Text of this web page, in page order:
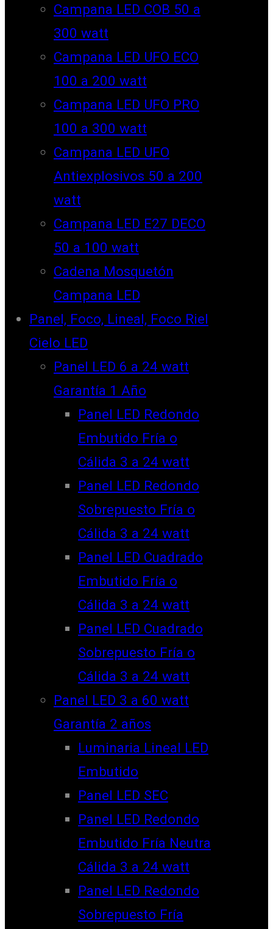
Campana LED COB 50 a
300 watt
Campana LED UFO ECO
100 a 200 watt
Campana LED UFO PRO
100 a 300 watt
Campana LED UFO
Antiexplosivos 50 a 200
watt
Campana LED E27 DECO
50 a 100 watt
Cadena Mosquetón
Campana LED
Panel, Foco, Lineal, Foco Riel
Cielo LED
Panel LED 6 a 24 watt
Garantía 1 Año
Panel LED Redondo
Embutido Fría o
Cálida 3 a 24 watt
Panel LED Redondo
Sobrepuesto Fría o
Cálida 3 a 24 watt
Panel LED Cuadrado
Embutido Fría o
Cálida 3 a 24 watt
Panel LED Cuadrado
Sobrepuesto Fría o
Cálida 3 a 24 watt
Panel LED 3 a 60 watt
Garantía 2 años
Luminaria Lineal LED
Embutido
Panel LED SEC
Panel LED Redondo
Embutido Fría Neutra
Cálida 3 a 24 watt
Panel LED Redondo
Sobrepuesto Fría